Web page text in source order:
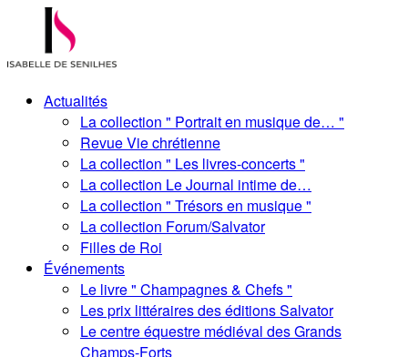
Actualités
La collection " Portrait en musique de… "
Revue Vie chrétienne
La collection " Les livres-concerts "
La collection Le Journal intime de…
La collection " Trésors en musique "
La collection Forum/Salvator
Filles de Roi
Événements
Le livre " Champagnes & Chefs "
Les prix littéraires des éditions Salvator
Le centre équestre médiéval des Grands
Champs-Forts